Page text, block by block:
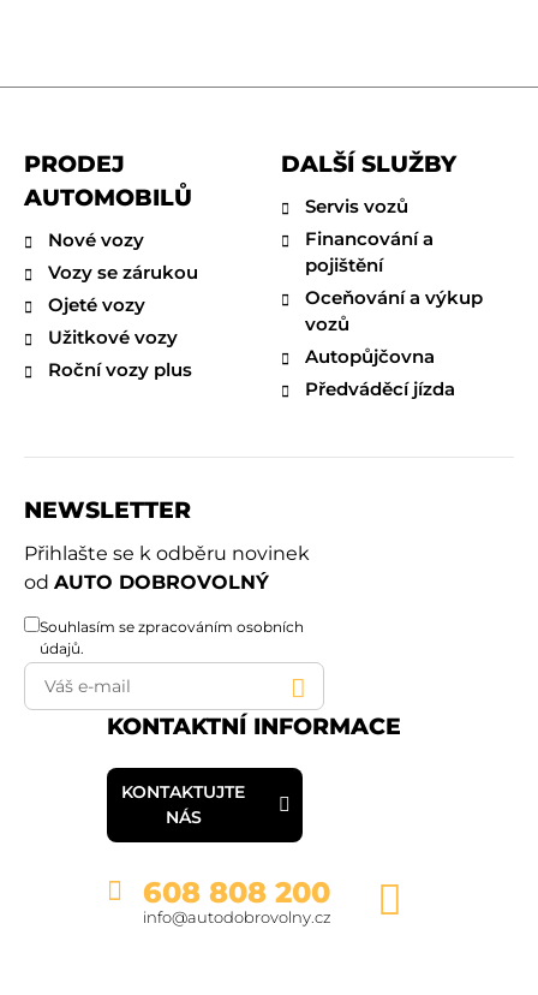
PRODEJ
AUTOMOBILŮ
Nové vozy
Vozy se zárukou
Ojeté vozy
Užitkové vozy
Roční vozy plus
DALŠÍ SLUŽBY
Servis vozů
Financování a
pojištění
Oceňování a výkup
vozů
Autopůjčovna
Předváděcí jízda
NEWSLETTER
Přihlašte se k odběru novinek
od AUTO DOBROVOLNÝ
Souhlasím se zpracováním osobních
údajů.
KONTAKTNÍ INFORMACE
KONTAKTUJTE
NÁS
608 808 200
info@autodobrovolny.cz